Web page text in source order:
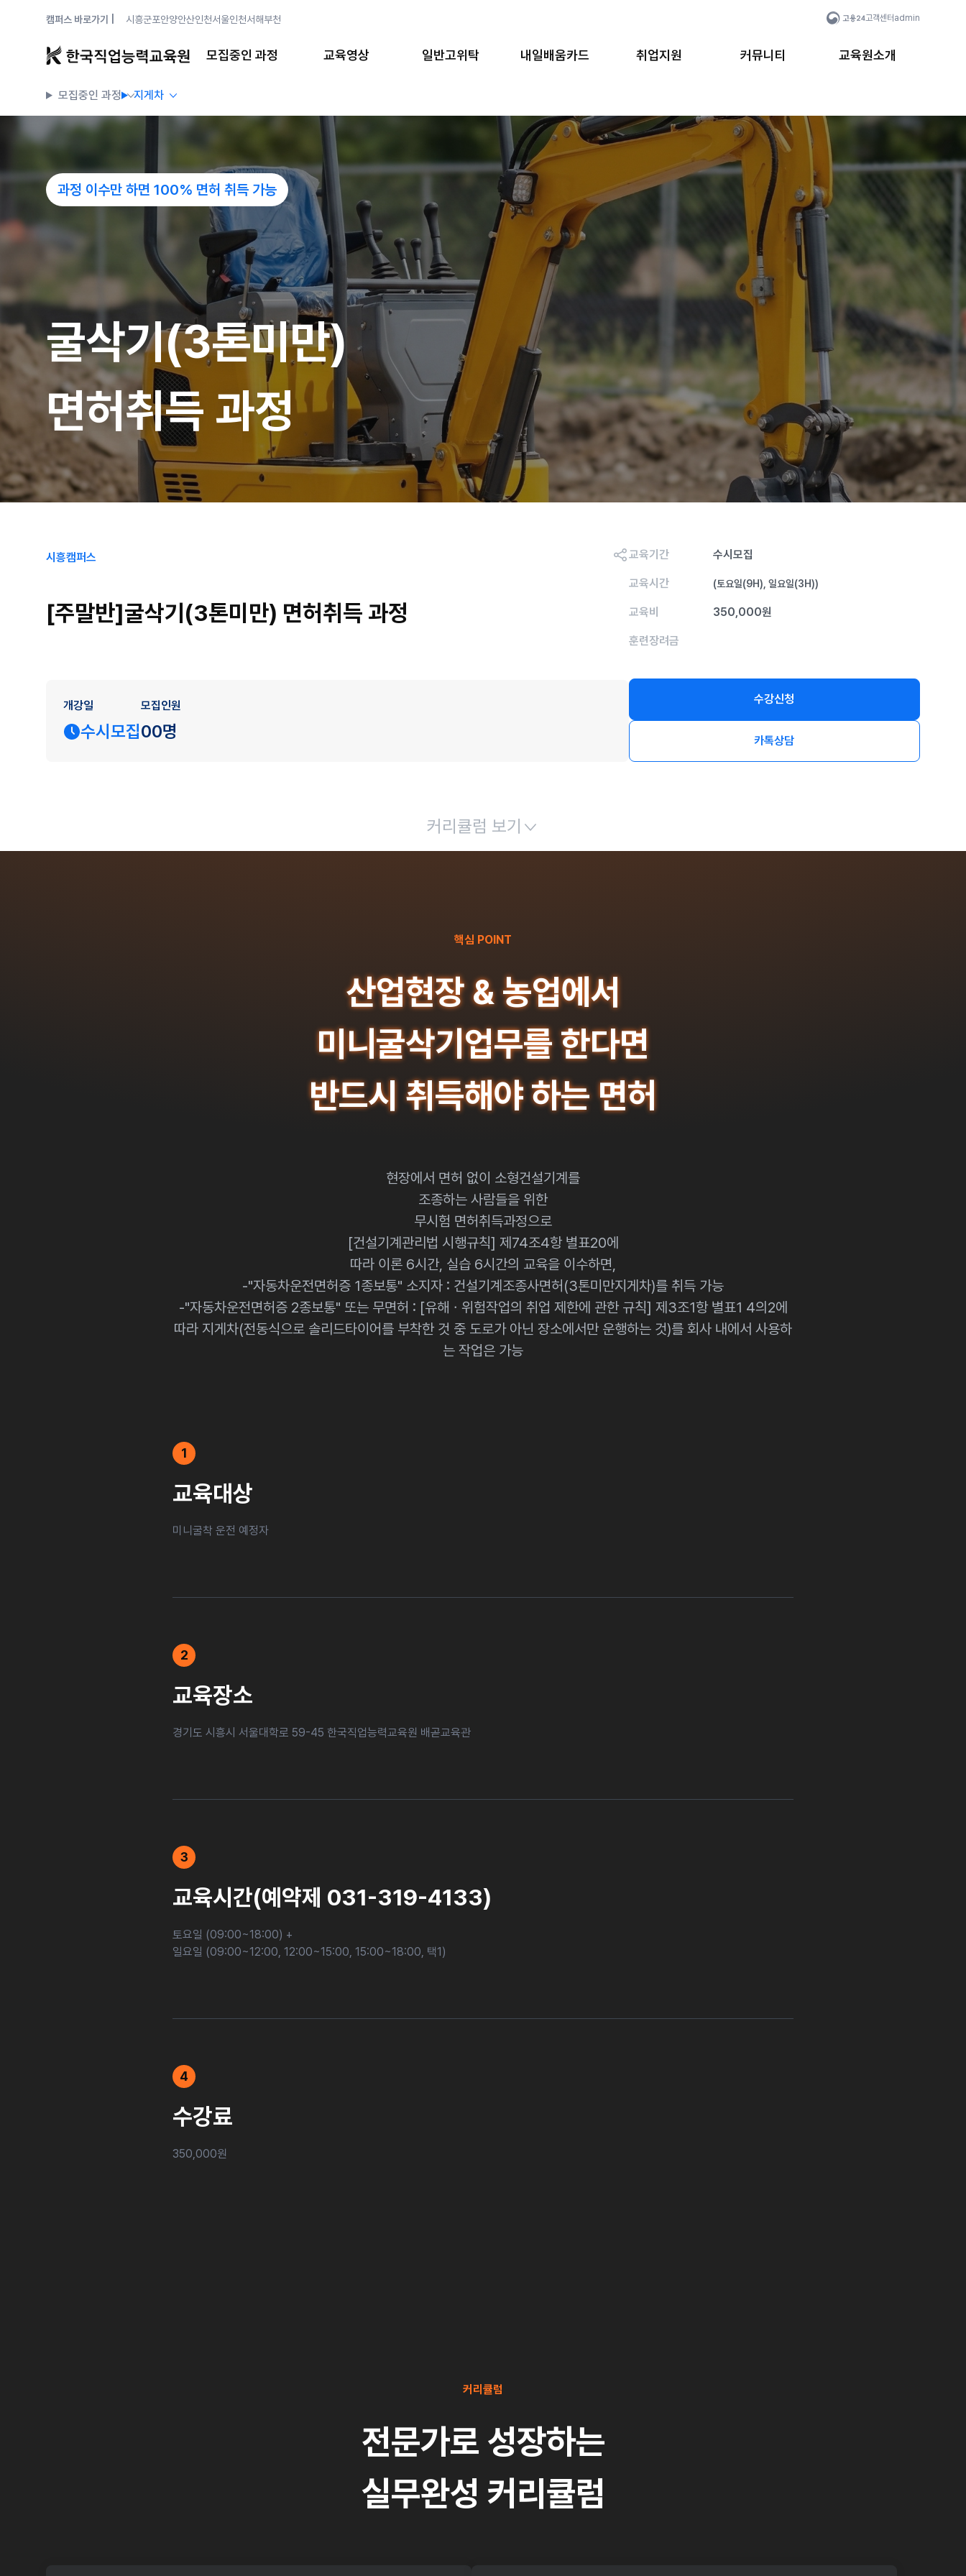
캠퍼스 바로가기 | 시흥군포안양안산인천서울인천서해부천 고객센터 admin
모집중인 과정 교육영상 일반고위탁 내일배움카드 취업지원 커뮤니티 교육원소개
모집중인 과정 지게차
과정 이수만 하면 100% 면허 취득 가능
굴삭기(3톤미만)
면허취득 과정
시흥캠퍼스
[주말반]굴삭기(3톤미만) 면허취득 과정
개강일
수시모집
모집인원
00명
교육기간 수시모집
교육시간 (토요일(9H), 일요일(3H))
교육비 350,000원
훈련장려금
수강신청
카톡상담
커리큘럼 보기
핵심 POINT
산업현장 & 농업에서
미니굴삭기업무를 한다면
반드시 취득해야 하는 면허
현장에서 면허 없이 소형건설기계를
조종하는 사람들을 위한
무시험 면허취득과정으로
[건설기계관리법 시행규칙] 제74조4항 별표20에
따라 이론 6시간, 실습 6시간의 교육을 이수하면,
-"자동차운전면허증 1종보통" 소지자 : 건설기계조종사면허(3톤미만지게차)를 취득 가능
-"자동차운전면허증 2종보통" 또는 무면허 : [유해ㆍ위험작업의 취업 제한에 관한 규칙] 제3조1항 별표1 4의2에
따라 지게차(전동식으로 솔리드타이어를 부착한 것 중 도로가 아닌 장소에서만 운행하는 것)를 회사 내에서 사용하
는 작업은 가능
1
교육대상
미니굴착 운전 예정자
2
교육장소
경기도 시흥시 서울대학로 59-45 한국직업능력교육원 배곧교육관
3
교육시간(예약제 031-319-4133)
토요일 (09:00~18:00) +
일요일 (09:00~12:00, 12:00~15:00, 15:00~18:00, 택1)
4
수강료
350,000원
커리큘럼
전문가로 성장하는
실무완성 커리큘럼